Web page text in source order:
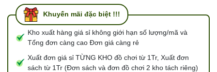
Khuyến mãi đặc biệt !!!
Kho xuất hàng giá sỉ không giới hạn số lượng/mã và
Tổng đơn càng cao Đơn giá càng rẻ
Xuất đơn giá sỉ TỪNG KHO đồ chơi từ 1Tr, Xuất đơn
sách từ 1Tr (Đơn sách và đơn đồ chơi 2 kho tách riêng)